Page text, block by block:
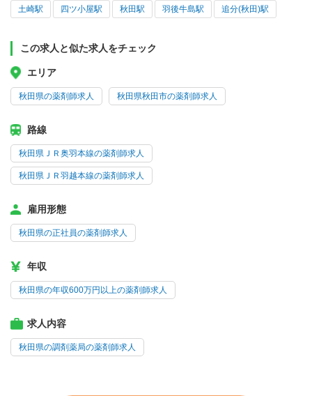
土崎駅 四ツ小屋駅 秋田駅 羽後牛島駅 追分(秋田)駅
この求人と似た求人をチェック
エリア
秋田県の薬剤師求人 秋田県秋田市の薬剤師求人
路線
秋田県ＪＲ奥羽本線の薬剤師求人
秋田県ＪＲ羽越本線の薬剤師求人
雇用形態
秋田県の正社員の薬剤師求人
年収
秋田県の年収600万円以上の薬剤師求人
求人内容
秋田県の調剤薬局の薬剤師求人